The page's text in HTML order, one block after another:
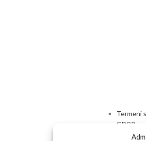
Termeni
GDPR
Livrare